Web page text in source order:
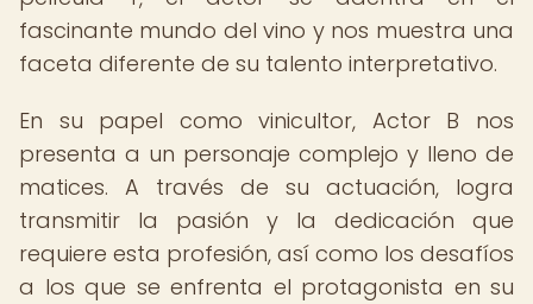
fascinante mundo del vino y nos muestra una
faceta diferente de su talento interpretativo.
En su papel como vinicultor, Actor B nos
presenta a un personaje complejo y lleno de
matices. A través de su actuación, logra
transmitir la pasión y la dedicación que
requiere esta profesión, así como los desafíos
a los que se enfrenta el protagonista en su